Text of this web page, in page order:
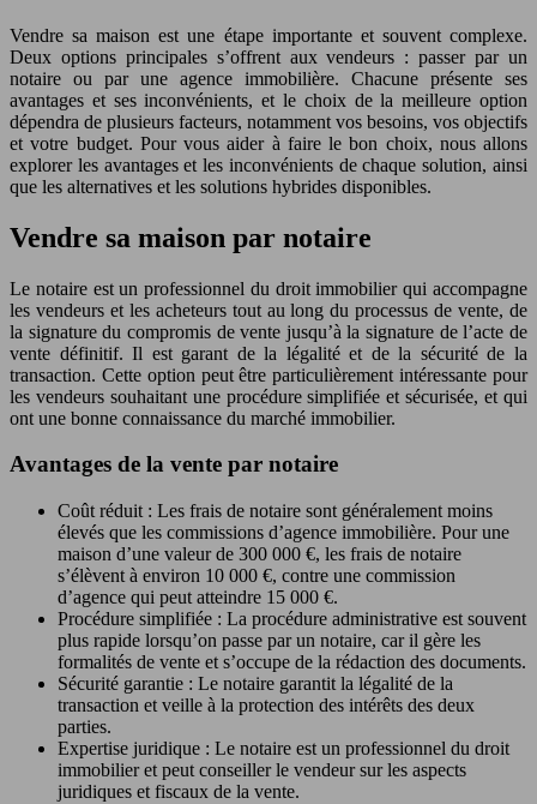
Vendre sa maison est une étape importante et souvent complexe.
Deux options principales s’offrent aux vendeurs : passer par un
notaire ou par une agence immobilière. Chacune présente ses
avantages et ses inconvénients, et le choix de la meilleure option
dépendra de plusieurs facteurs, notamment vos besoins, vos objectifs
et votre budget. Pour vous aider à faire le bon choix, nous allons
explorer les avantages et les inconvénients de chaque solution, ainsi
que les alternatives et les solutions hybrides disponibles.
Vendre sa maison par notaire
Le notaire est un professionnel du droit immobilier qui accompagne
les vendeurs et les acheteurs tout au long du processus de vente, de
la signature du compromis de vente jusqu’à la signature de l’acte de
vente définitif. Il est garant de la légalité et de la sécurité de la
transaction. Cette option peut être particulièrement intéressante pour
les vendeurs souhaitant une procédure simplifiée et sécurisée, et qui
ont une bonne connaissance du marché immobilier.
Avantages de la vente par notaire
Coût réduit : Les frais de notaire sont généralement moins
élevés que les commissions d’agence immobilière. Pour une
maison d’une valeur de 300 000 €, les frais de notaire
s’élèvent à environ 10 000 €, contre une commission
d’agence qui peut atteindre 15 000 €.
Procédure simplifiée : La procédure administrative est souvent
plus rapide lorsqu’on passe par un notaire, car il gère les
formalités de vente et s’occupe de la rédaction des documents.
Sécurité garantie : Le notaire garantit la légalité de la
transaction et veille à la protection des intérêts des deux
parties.
Expertise juridique : Le notaire est un professionnel du droit
immobilier et peut conseiller le vendeur sur les aspects
juridiques et fiscaux de la vente.